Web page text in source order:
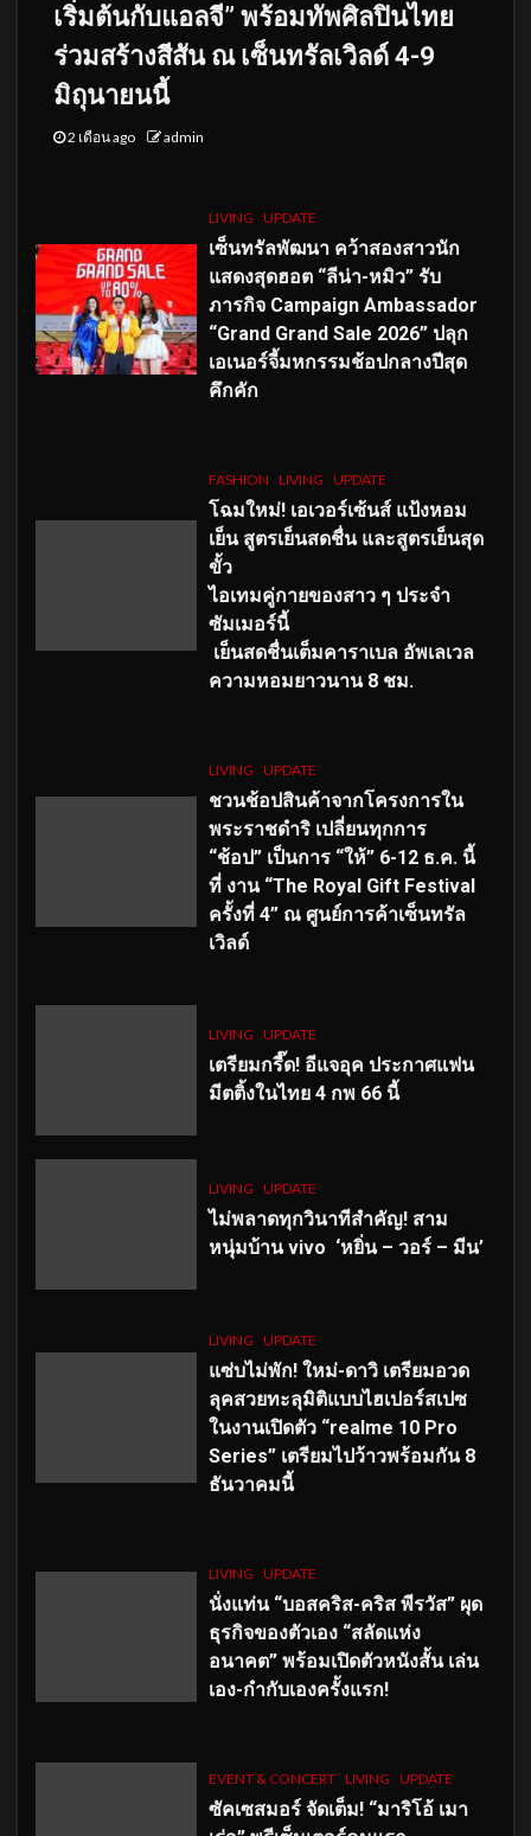
เริ่มต้นกับแอลจี” พร้อมทัพศิลปินไทย
ร่วมสร้างสีสัน ณ เซ็นทรัลเวิลด์ 4-9
มิถุนายนนี้
2 เดือน ago admin
LIVING UPDATE
เซ็นทรัลพัฒนา คว้าสองสาวนัก
แสดงสุดฮอต “ลีน่า-หมิว” รับ
ภารกิจ Campaign Ambassador
“Grand Grand Sale 2026” ปลุก
เอเนอร์จี้มหกรรมช้อปกลางปีสุด
คึกคัก
FASHION LIVING UPDATE
โฉมใหม่! เอเวอร์เซ้นส์ แป้งหอม
เย็น สูตรเย็นสดชื่น และสูตรเย็นสุด
ขั้ว
ไอเทมคู่กายของสาว ๆ ประจำ
ซัมเมอร์นี้
เย็นสดชื่นเต็มคาราเบล อัพเลเวล
ความหอมยาวนาน 8 ชม.
LIVING UPDATE
ชวนช้อปสินค้าจากโครงการใน
พระราชดำริ เปลี่ยนทุกการ
“ช้อป” เป็นการ “ให้” 6-12 ธ.ค. นี้
ที่ งาน “The Royal Gift Festival
ครั้งที่ 4” ณ ศูนย์การค้าเซ็นทรัล
เวิลด์
LIVING UPDATE
เตรียมกรี๊ด! อีแจอุค ประกาศแฟน
มีตติ้งในไทย 4 กพ 66 นี้
LIVING UPDATE
ไม่พลาดทุกวินาทีสำคัญ! สาม
หนุ่มบ้าน vivo ‘หยิ่น – วอร์ – มีน’
LIVING UPDATE
แซ่บไม่พัก! ใหม่-ดาวิ เตรียมอวด
ลุคสวยทะลุมิติแบบไฮเปอร์สเปซ
ในงานเปิดตัว “realme 10 Pro
Series” เตรียมไปว้าวพร้อมกัน 8
ธันวาคมนี้
LIVING UPDATE
นั่งแท่น “บอสคริส-คริส พีรวัส” ผุด
ธุรกิจของตัวเอง “สลัดแห่ง
อนาคต” พร้อมเปิดตัวหนังสั้น เล่น
เอง-กำกับเองครั้งแรก!
EVENT & CONCERT LIVING UPDATE
ซัคเซสมอร์ จัดเต็ม! “มาริโอ้ เมา